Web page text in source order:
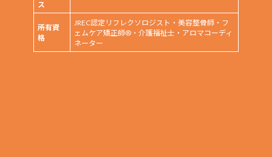
ス
所有資
格
JREC認定リフレクソロジスト・美容整骨師・フ
ェムケア矯正師®・介護福祉士・アロマコーディ
ネーター